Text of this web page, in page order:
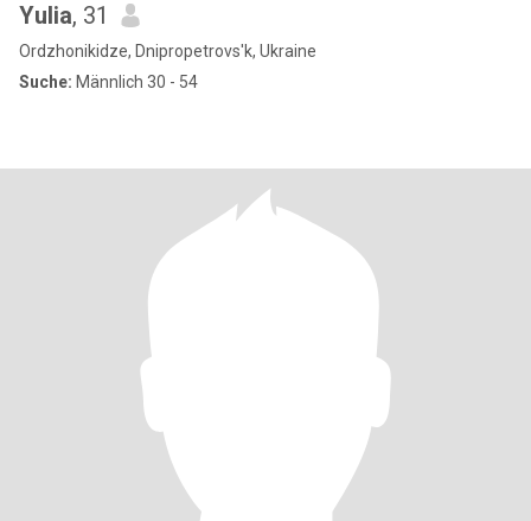
Yulia, 31
Ordzhonikidze, Dnipropetrovs'k, Ukraine
Suche: Männlich 30 - 54